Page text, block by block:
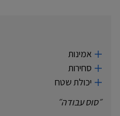
אמינות
סחירות
יכולת שטח
״סוס עבודה״